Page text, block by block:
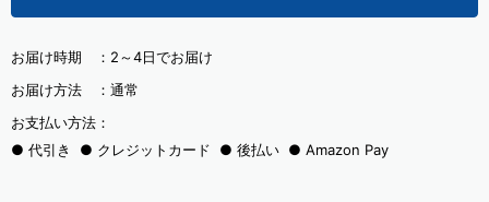
お届け時期 ： 2～4日でお届け
お届け方法 ： 通常
お支払い方法：
代引き
クレジットカード 後払い Amazon Pay